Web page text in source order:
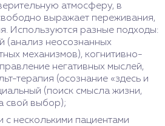
атмосферу, в
выражает переживания,
Используются разные подходы:
(анализ неосознанных
механизмов), когнитивно-
негативных мыслей,
терапия (осознание «здесь и
(поиск смысла жизни,
свой выбор);
с несколькими пациентами